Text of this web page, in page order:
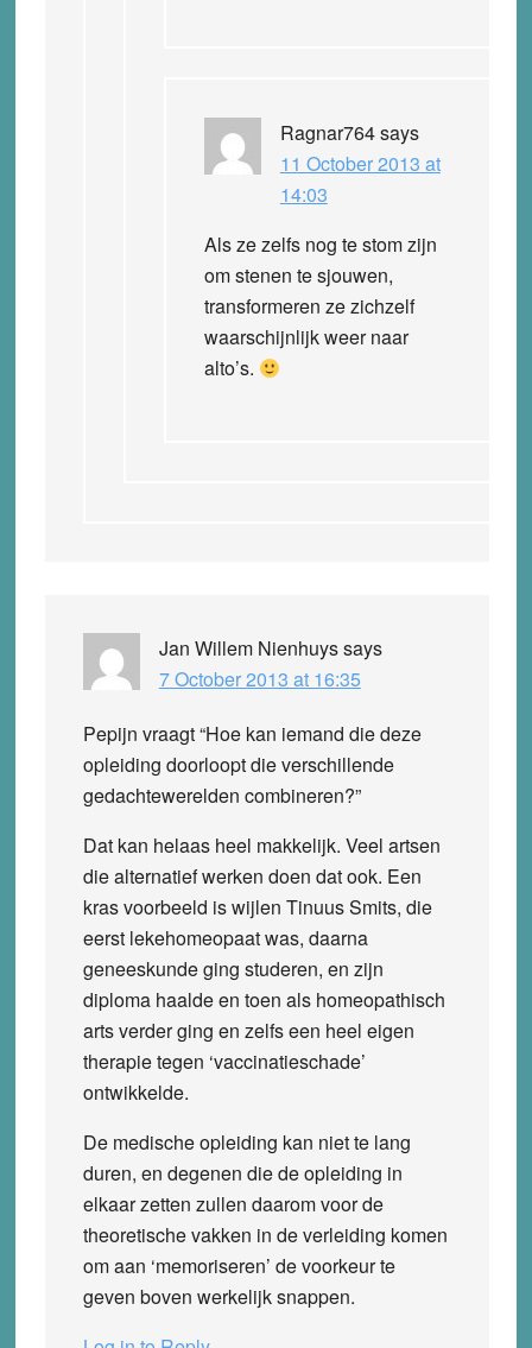
Ragnar764says
11 October 2013 at
14:03
Als ze zelfs nog te stom zijn
om stenen te sjouwen,
transformeren ze zichzelf
waarschijnlijk weer naar
alto’s.
Jan Willem Nienhuyssays
7 October 2013 at 16:35
Pepijn vraagt “Hoe kan iemand die deze
opleiding doorloopt die verschillende
gedachtewerelden combineren?”
Dat kan helaas heel makkelijk. Veel artsen
die alternatief werken doen dat ook. Een
kras voorbeeld is wijlen Tinuus Smits, die
eerst lekehomeopaat was, daarna
geneeskunde ging studeren, en zijn
diploma haalde en toen als homeopathisch
arts verder ging en zelfs een heel eigen
therapie tegen ‘vaccinatieschade’
ontwikkelde.
De medische opleiding kan niet te lang
duren, en degenen die de opleiding in
elkaar zetten zullen daarom voor de
theoretische vakken in de verleiding komen
om aan ‘memoriseren’ de voorkeur te
geven boven werkelijk snappen.